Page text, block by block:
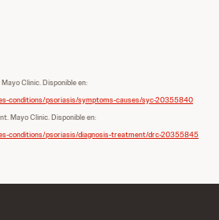
Clinic. Disponible en:
conditions/psoriasis/symptoms-causes/syc-20355840
Mayo Clinic. Disponible en:
conditions/psoriasis/diagnosis-treatment/drc-20355845